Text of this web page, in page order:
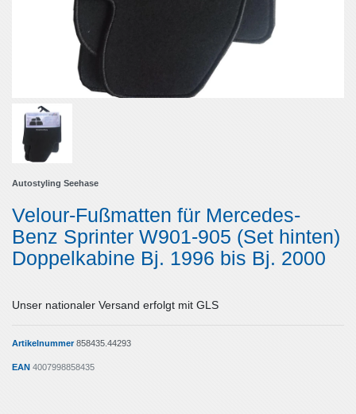
Autostyling Seehase
Velour-Fußmatten für Mercedes-
Benz Sprinter W901-905 (Set hinten)
Doppelkabine Bj. 1996 bis Bj. 2000
Unser nationaler Versand erfolgt mit GLS
Artikelnummer858435.44293
EAN 4007998858435